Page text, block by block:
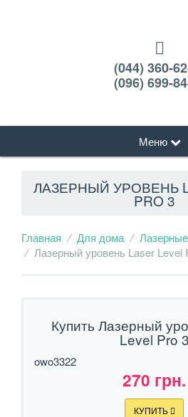
(044) 360-
(096) 699-
Меню
ЛАЗЕРНЫЙ УРОВЕНЬ
PRO 3
Главная Для дома
Лазерный уровень Laser Level
Купить Лазерный
Level Pro 3
owo3322
270 грн.
КУПИТЬ